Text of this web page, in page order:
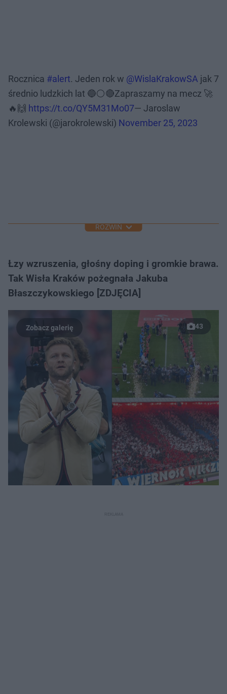
Rocznica #alert. Jeden rok w @WislaKrakowSA jak 7
średnio ludzkich lat 🔵⚪️🔴Zapraszamy na mecz 🚀
🔥🙌 https://t.co/QY5M31Mo07— Jaroslaw
Krolewski (@jarokrolewski) November 25, 2023
ROZWIŃ
Łzy wzruszenia, głośny doping i gromkie brawa.
Tak Wisła Kraków pożegnała Jakuba
Błaszczykowskiego [ZDJĘCIA]
43